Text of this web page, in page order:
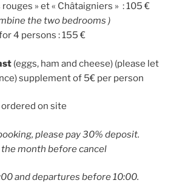
» et « Châtaigniers » : 105 €
the two bedrooms )
4 persons : 155 €
(eggs, ham and cheese) (please let
supplement of 5€ per person
ordered on site
please pay 30% deposit.
month before cancel
and departures before 10:00.